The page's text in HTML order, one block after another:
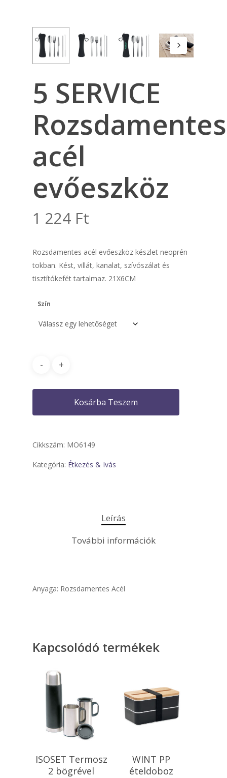
5 SERVICE
Rozsdamentes
acél
evőeszköz
1 224 Ft
Rozsdamentes acél evőeszköz készlet neoprén
tokban. Kést, villát, kanalat, szívószálat és
tisztítókefét tartalmaz. 21X6CM
Szín
Kosárba Teszem
Cikkszám: MO6149
Kategória: Étkezés & Ivás
Leírás
További információk
Anyaga: Rozsdamentes Acél
Kapcsolódó termékek
Kosárba
Teszem
ISOSET Termosz
2 bögrével
Tovább Olvasom
WINT PP
ételdoboz